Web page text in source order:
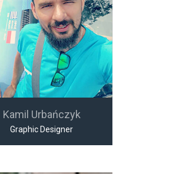
Kamil Urbańczyk
Graphic Designer